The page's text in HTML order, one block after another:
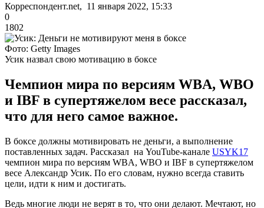
Корреспондент.net, 11 января 2022, 15:33
0
1802
Фото: Getty Images
Усик назвал свою мотивацию в боксе
Чемпион мира по версиям WBA, WBO
и IBF в супертяжелом весе рассказал,
что для него самое важное.
В боксе должны мотивировать не деньги, а выполнение
поставленных задач. Рассказал на YouTube-канале USYK17
чемпион мира по версиям WBA, WBO и IBF в супертяжелом
весе Александр Усик. По его словам, нужно всегда ставить
цели, идти к ним и достигать.
Ведь многие люди не верят в то, что они делают. Мечтают, но